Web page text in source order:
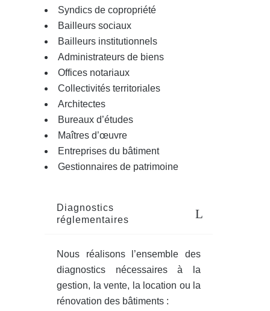
Syndics de copropriété
Bailleurs sociaux
Bailleurs institutionnels
Administrateurs de biens
Offices notariaux
Collectivités territoriales
Architectes
Bureaux d’études
Maîtres d’œuvre
Entreprises du bâtiment
Gestionnaires de patrimoine
Diagnostics
réglementaires
Nous réalisons l’ensemble des
diagnostics nécessaires à la
gestion, la vente, la location ou la
rénovation des bâtiments :